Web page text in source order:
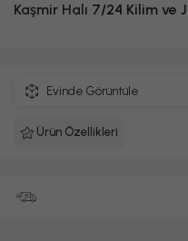
Kaşmir Halı 7/24 Kilim ve
Evinde Görüntüle
Ürün Özellikleri